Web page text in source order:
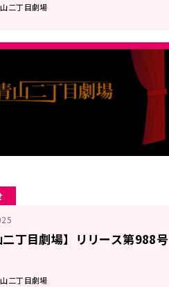
二丁目劇場
二丁目劇場】リリース第988号
二丁目劇場